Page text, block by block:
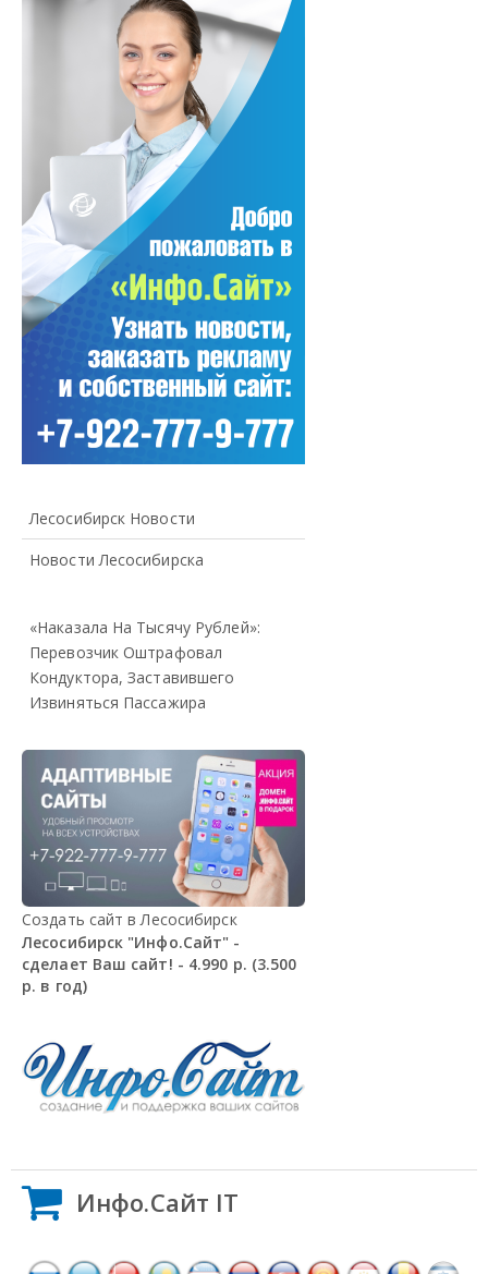
Лесосибирск Новости
Новости Лесосибирска
«Наказала На Тысячу Рублей»:
Перевозчик Оштрафовал
Кондуктора, Заставившего
Извиняться Пассажира
Создать сайт в Лесосибирск
Лесосибирск "Инфо.Сайт" -
сделает Ваш сайт! - 4.990 р. (3.500
р. в год)
Инфо.Сайт IT